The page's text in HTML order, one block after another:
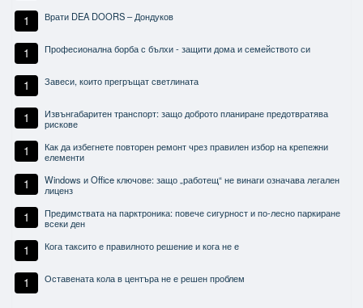
1 Врати DEA DOORS – Дондуков
1 Професионална борба с бълхи - защити дома и семейството си
1 Завеси, които прегръщат светлината
1
Извънгабаритен транспорт: защо доброто планиране предотвратява
рискове
1
Как да избегнете повторен ремонт чрез правилен избор на крепежни
елементи
1
Windows и Office ключове: защо „работещ“ не винаги означава легален
лиценз
1
Предимствата на парктроника: повече сигурност и по-лесно паркиране
всеки ден
1 Кога таксито е правилното решение и кога не е
1 Оставената кола в центъра не е решен проблем